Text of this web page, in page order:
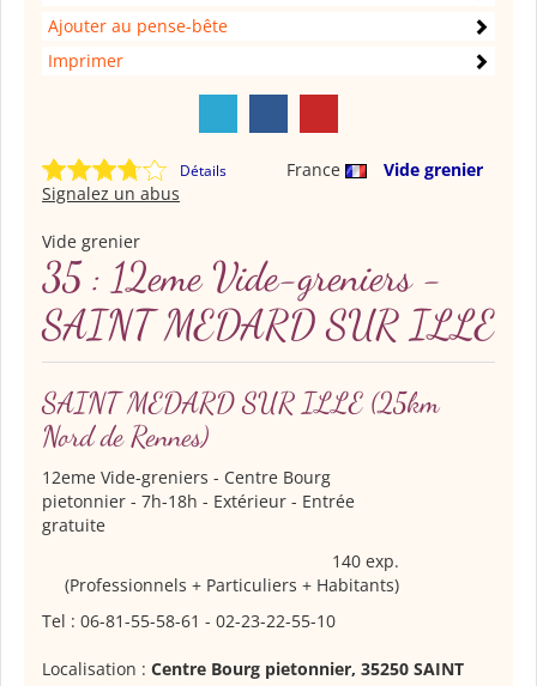
Ajouter au pense-bête
Imprimer
Détails France
Vide grenier
Signalez un abus
Vide grenier
35 : 12eme Vide-greniers -
SAINT MEDARD SUR ILLE
SAINT MEDARD SUR ILLE (25km
Nord de Rennes)
12eme Vide-greniers - Centre Bourg
pietonnier - 7h-18h - Extérieur - Entrée
gratuite
140 exp.
(Professionnels + Particuliers + Habitants)
Tel : 06-81-55-58-61 - 02-23-22-55-10
Localisation : Centre Bourg pietonnier, 35250 SAINT